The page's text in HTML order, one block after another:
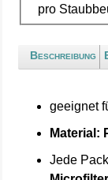
pro
Beschreibung
geeignet
Material:
Jede